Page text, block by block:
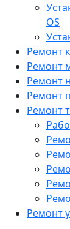
OS
Ремонт
Ремонт
Ремонт
Ремонт
Ремонт
Ремонт